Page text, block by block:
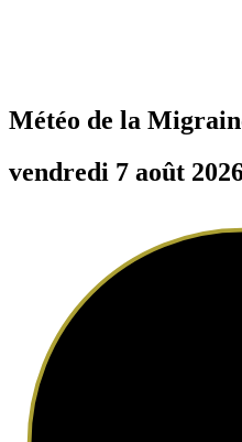
Météo de la
vendredi 7 août